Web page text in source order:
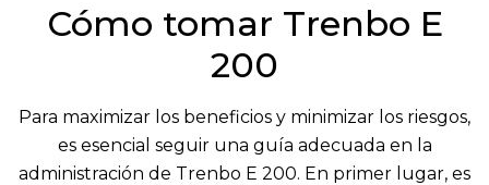
Cómo tomar Trenbo E
200
Para maximizar los beneficios y minimizar los riesgos,
es esencial seguir una guía adecuada en la
administración de Trenbo E 200. En primer lugar, es